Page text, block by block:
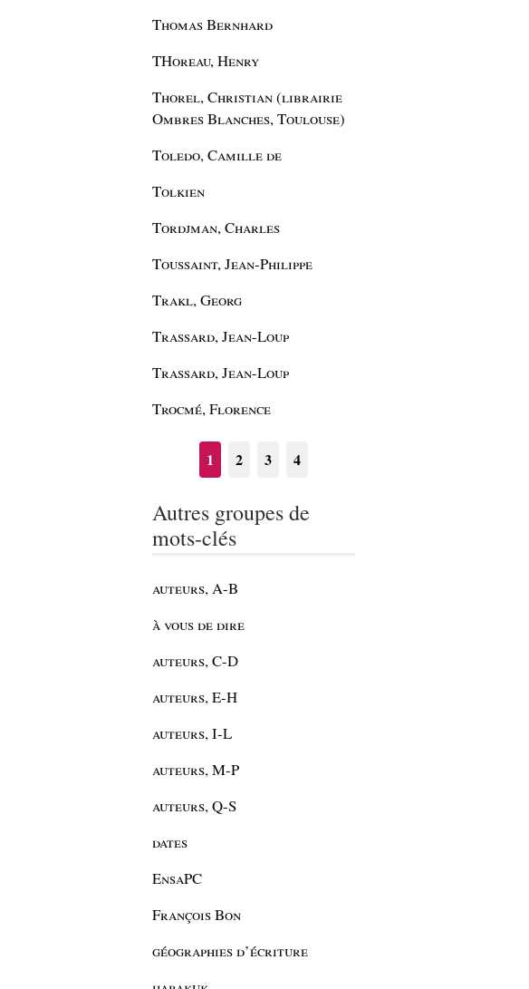
Thomas Bernhard
THoreau, Henry
Thorel, Christian (librairie
Ombres Blanches, Toulouse)
Toledo, Camille de
Tolkien
Tordjman, Charles
Toussaint, Jean-Philippe
Trakl, Georg
Trassard, Jean-Loup
Trassard, Jean-Loup
Trocmé, Florence
1 2 3 4
Autres groupes de
mots-clés
auteurs, A-B
à vous de dire
auteurs, C-D
auteurs, E-H
auteurs, I-L
auteurs, M-P
auteurs, Q-S
dates
EnsaPC
François Bon
géographies d’écriture